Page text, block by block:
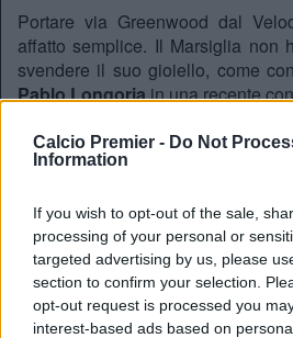
Calcio Premier - Do Not
Information
If you wish to opt-out of the sale,
processing of your personal or
targeted advertising by us, please
section to confirm your selection.
opt-out request is processed you
interest-based ads based on
Portare via Greenwood dal
affatto semplice. Il Marsiglia non
svendere il suo gioiello, come
Pablo Longoriain una recente
“Siamo entusiasti dei
Deteniamo il 60% dei suoi
prossima Champions
Longoria. “Il lavoro che De
è straordinario; Mason è un
costantemente di superarsi. La
continuità a questo progetto